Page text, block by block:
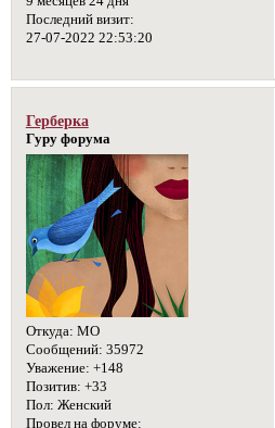
Последний визит:
27-07-2022 22:53:20
Герберка
Гуру форума
Откуда: МО
Сообщений: 35972
Уважение: +148
Позитив: +33
Пол: Женский
Провел на форуме: